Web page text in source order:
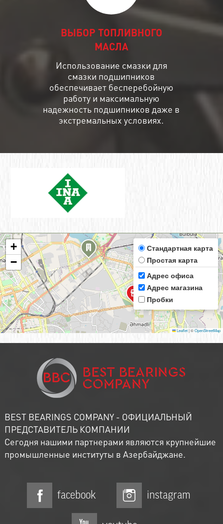
ВЫБОР ТОПЛИВНОГО
МАСЛА
Использование смазки для
смазки подшипников
обеспечивает бесперебойную
работу и максимальную
надежность подшипников даже в
экстремальных условиях.
+
−
Стандартная карта
Простая карта
Адрес офиса
Адрес магазина
Пробки
Leaflet|©OpenStreetMap
BEST BEARINGS COMPANY - ОФИЦИАЛЬНЫЙ
ПРЕДСТАВИТЕЛЬ КОМПАНИИ
Сегодня нашими партнерами являются крупнейшие
промышленные институты в Азербайджане.
facebook instagram